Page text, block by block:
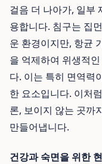
걸음 더 나아가, 일부
용합니다. 침구는 집
운 환경이지만, 항균
을 억제하여 위생적
다. 이는 특히 면역력
한 요소입니다. 이처럼
론, 보이지 않는 곳까
만들어냅니다.
건강과 숙면을 위한